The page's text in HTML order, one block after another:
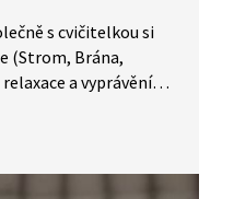
s cvičitelkou si
(Strom, Brána,
a vyprávění